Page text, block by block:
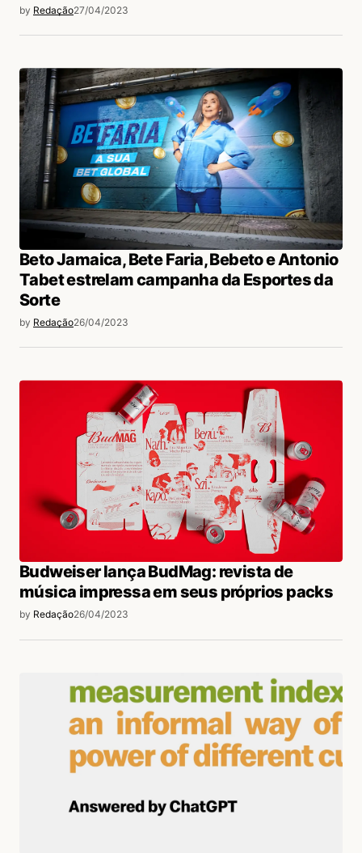
by Redação27/04/2023
Beto Jamaica, Bete Faria, Bebeto e Antonio
Tabet estrelam campanha da Esportes da
Sorte
by Redação26/04/2023
Budweiser lança BudMag: revista de
música impressa em seus próprios packs
by Redação26/04/2023